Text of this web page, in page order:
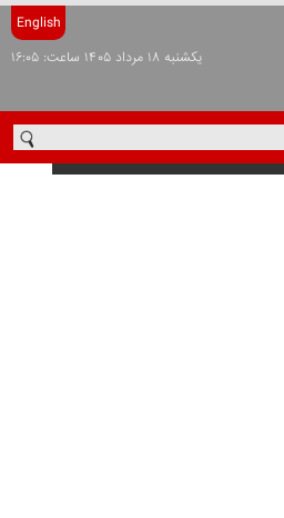
English
يکشنبه ۱۸ مرداد ۱۴۰۵ ساعت: ۱۶:۰۵